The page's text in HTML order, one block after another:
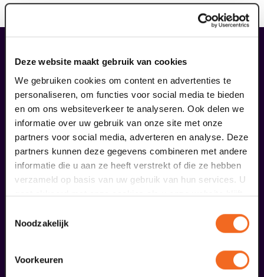
Deze website maakt gebruik van cookies
We gebruiken cookies om content en advertenties te
personaliseren, om functies voor social media te bieden
en om ons websiteverkeer te analyseren. Ook delen we
informatie over uw gebruik van onze site met onze
partners voor social media, adverteren en analyse. Deze
partners kunnen deze gegevens combineren met andere
informatie die u aan ze heeft verstrekt of die ze hebben
verzameld op basis van uw gebruik van hun services. U
gaat akkoord met onze cookies als u onze website blijft
Noodzakelijk
Voorkeuren
maak jouw bezoek compleet